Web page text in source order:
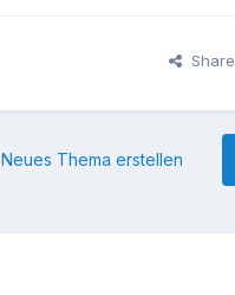
Share
Neues Thema erstellen